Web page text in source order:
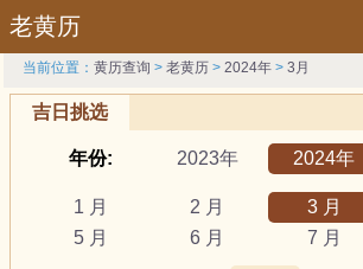
老黄历
当前位置：黄历查询 >老黄历 >2024年 >3月
吉日挑选
年份: 2023年 2024年
1 月 2 月 3 月
5 月
6 月 7 月